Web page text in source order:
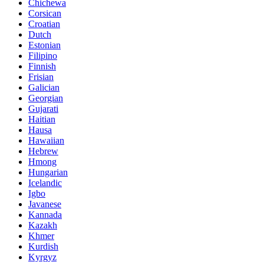
Chichewa
Corsican
Croatian
Dutch
Estonian
Filipino
Finnish
Frisian
Galician
Georgian
Gujarati
Haitian
Hausa
Hawaiian
Hebrew
Hmong
Hungarian
Icelandic
Igbo
Javanese
Kannada
Kazakh
Khmer
Kurdish
Kyrgyz